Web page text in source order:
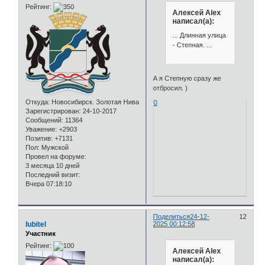
Рейтинг:
Откуда: Новосибирск. Золотая Нива
Зарегистрирован: 24-10-2017
Сообщений: 11364
Уважение: +2903
Позитив: +7131
Пол: Мужской
Провел на форуме:
3 месяца 10 дней
Последний визит:
Вчера 07:18:10
Алексей Alex
написал(а):
... Длинная улица
- Степная. ...
А я Степную сразу же
отбросил. )
0
Поделиться 12
24-12-
2025 00:12:58
lubitel
Участник
Рейтинг:
Алексей Alex
написал(а):